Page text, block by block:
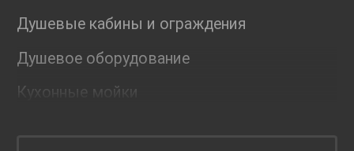
Душевые кабины и ограждения
Душевое оборудование
Кухонные мойки